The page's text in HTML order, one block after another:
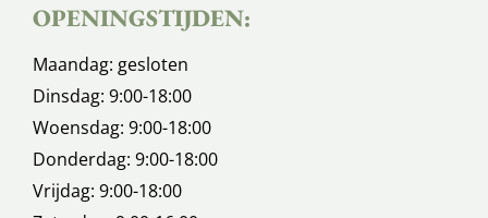
OPENINGSTIJDEN:
Maandag: gesloten
Dinsdag: 9:00-18:00
Woensdag: 9:00-18:00
Donderdag: 9:00-18:00
Vrijdag: 9:00-18:00